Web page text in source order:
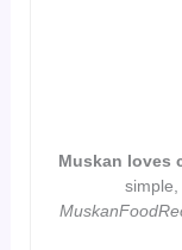
Muskan loves